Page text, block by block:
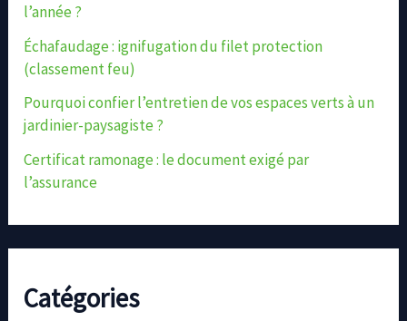
l’année ?
Échafaudage : ignifugation du filet protection
(classement feu)
Pourquoi confier l’entretien de vos espaces verts à un
jardinier-paysagiste ?
Certificat ramonage : le document exigé par
l’assurance
Catégories